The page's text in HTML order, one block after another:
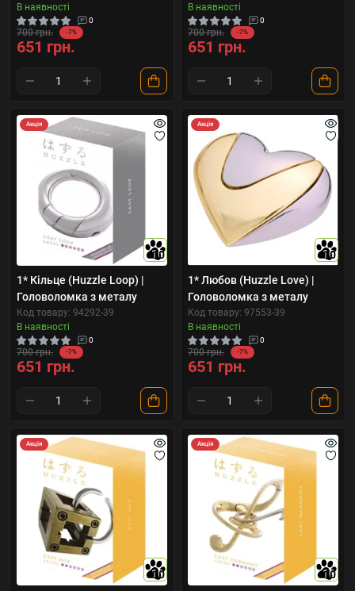
В наявності
0
700 грн. -7%
651 грн.
В наявності
0
700 грн. -7%
651 грн.
Акція
10
1* Кільце (Huzzle Loop) |
Головоломка з металу
Код товару: 94292-39
В наявності
0
700 грн. -7%
651 грн.
Акція
10
1* Любов (Huzzle Love) |
Головоломка з металу
Код товару: 97553-39
В наявності
0
700 грн. -7%
651 грн.
Акція
10
Акція
10